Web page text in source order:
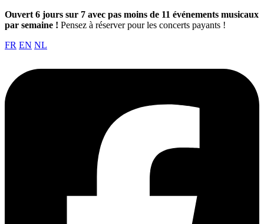
Ouvert 6 jours sur 7 avec pas moins de 11 événements musicaux
par semaine ! Pensez à réserver pour les concerts payants !
FR EN NL